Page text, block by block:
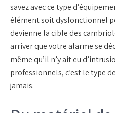
savez avec ce type
élément soit dysfonctionnel
devienne la cible des
arriver que votre alarme se
même qu’il n’y ait eu
professionnels, c’est le type
jamais.